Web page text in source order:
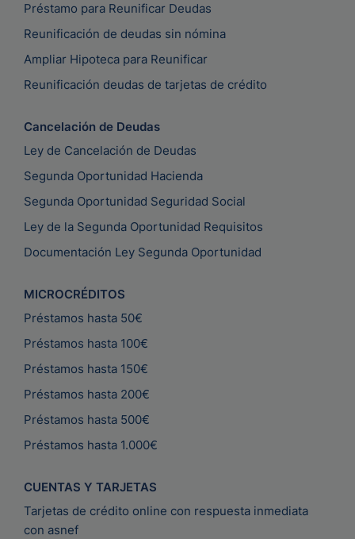
Préstamo para Reunificar Deudas
Reunificación de deudas sin nómina
Ampliar Hipoteca para Reunificar
Reunificación deudas de tarjetas de crédito
Cancelación de Deudas
Ley de Cancelación de Deudas
Segunda Oportunidad Hacienda
Segunda Oportunidad Seguridad Social
Ley de la Segunda Oportunidad Requisitos
Documentación Ley Segunda Oportunidad
MICROCRÉDITOS
Préstamos hasta 50€
Préstamos hasta 100€
Préstamos hasta 150€
Préstamos hasta 200€
Préstamos hasta 500€
Préstamos hasta 1.000€
CUENTAS Y TARJETAS
Tarjetas de crédito online con respuesta inmediata
con asnef